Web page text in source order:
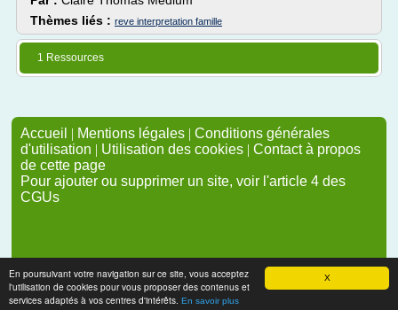
X
En poursuivant votre navigation sur ce site, vous acceptez
l'utilisation de cookies pour vous proposer des contenus et
services adaptés à vos centres d'intérêts. En savoir plus
Thèmes liés : reve interpretation famille
1 Ressources
Accueil | Mentions légales | Conditions générales
d'utilisation | Utilisation des cookies | Contact à propos
de cette page
Pour ajouter ou supprimer un site, voir l'article 4 des
CGUs